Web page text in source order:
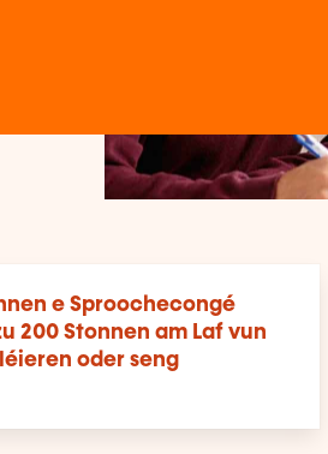
e Sproochecongé
200 Stonnen am Laf vun
oder seng